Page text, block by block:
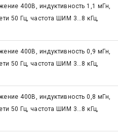
400В, индуктивность 1,1 мГн,
50 Гц, частота ШИМ 3…8 кГц,
400В, индуктивность 0,9 мГн,
50 Гц, частота ШИМ 3…8 кГц,
400В, индуктивность 0,8 мГн,
50 Гц, частота ШИМ 3…8 кГц,